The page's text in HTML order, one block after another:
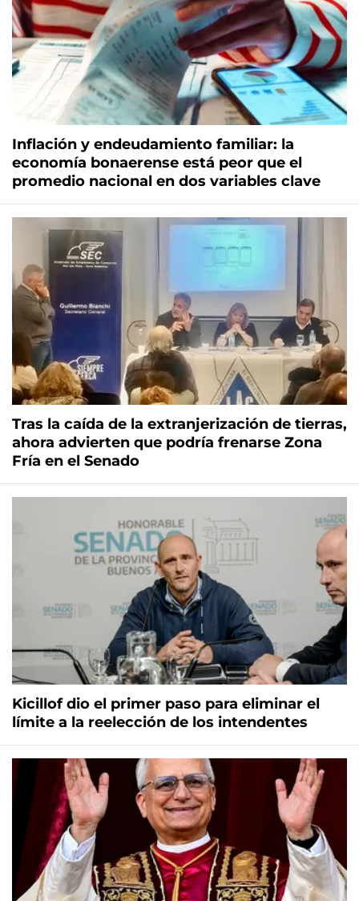
Inflación y endeudamiento familiar: la
economía bonaerense está peor que el
promedio nacional en dos variables clave
Tras la caída de la extranjerización de tierras,
ahora advierten que podría frenarse Zona
Fría en el Senado
Kicillof dio el primer paso para eliminar el
límite a la reelección de los intendentes